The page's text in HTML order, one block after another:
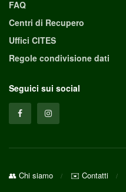
FAQ
Centri di Recupero
Uffici CITES
Regole condivisione dati
Seguici sui social
👥 Chi siamo ✉️ Contatti